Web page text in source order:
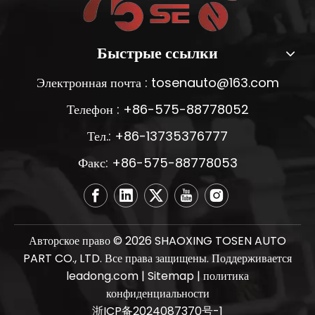
Быстрые ссылки
Электронная почта : tosenauto@163.com
Телефон : +86-575-88778052
Тел.: +86-13735376777
Факс: +86-575-88778053
Авторское право ©2026 SHAOXING TOSEN AUTO
PART CO., LTD. Все права защищены. Поддерживается
leadong.com | Sitemap | политика
конфиденциальности
浙ICP备2024087370号-1